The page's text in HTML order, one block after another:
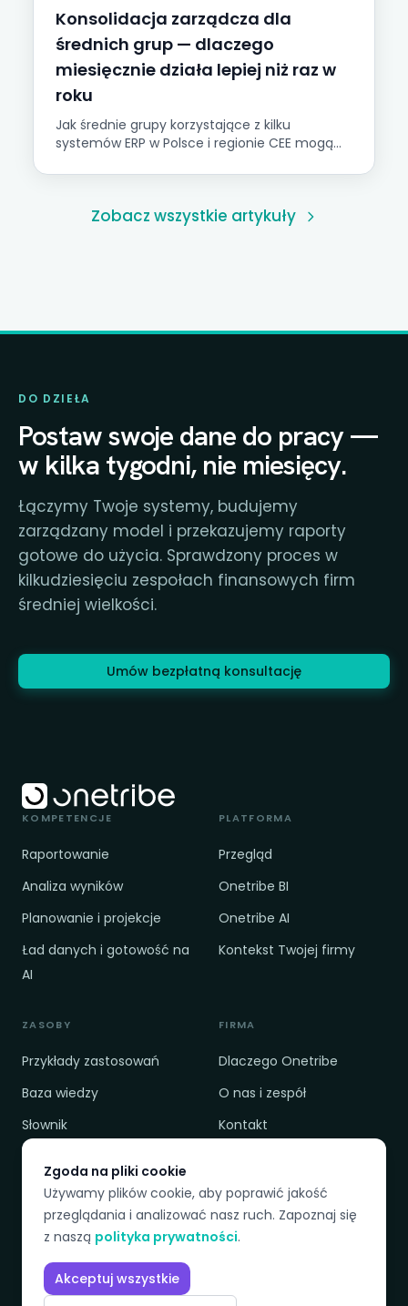
Konsolidacja zarządcza dla
średnich grup — dlaczego
miesięcznie działa lepiej niż raz w
roku
Jak średnie grupy korzystające z kilku
systemów ERP w Polsce i regionie CEE mogą
miesięcznego raportowania grupowego.
oprogramowaniu.
Zobacz wszystkie artykuły
DO DZIEŁA
Postaw swoje dane do pracy —
w kilka tygodni, nie miesięcy.
Łączymy Twoje systemy, budujemy
zarządzany model i przekazujemy raporty
gotowe do użycia. Sprawdzony proces w
kilkudziesięciu zespołach finansowych firm
średniej wielkości.
Umów bezpłatną konsultację
KOMPETENCJE
Raportowanie
Analiza wyników
Planowanie i projekcje
Ład danych i gotowość na
AI
PLATFORMA
Przegląd
Onetribe BI
Onetribe AI
Kontekst Twojej firmy
ZASOBY
Przykłady zastosowań
Baza wiedzy
Słownik
Porównanie
FIRMA
Dlaczego Onetribe
O nas i zespół
Kontakt
Regulamin
DOSTĘPNE JĘZYKI
ENPLSKCZ
Zgoda na pliki cookie
Używamy plików cookie, aby poprawić jakość
przeglądania i analizować nasz ruch. Zapoznaj się
z naszą polityka prywatności.
Akceptuj wszystkie